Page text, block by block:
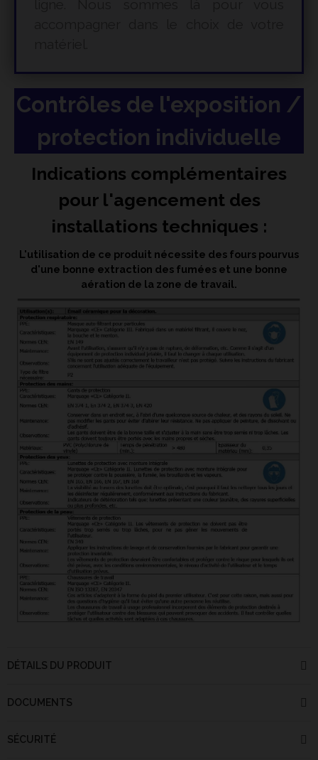
Contrôles de l'exposition /
protection individuelle
Indications complémentaires
pour l'agencement des
installations techniques :
L'utilisation de ce produit nécessite des fours pourvus
d'une bonne extraction des fumées et une bonne
aération de la zone de travail.
DÉTAILS DU PRODUIT
DOCUMENTS
SÉCURITÉ